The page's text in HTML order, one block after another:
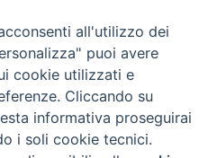
Tutti i diritti riservati - Vita
Torna
all'utilizzo dei
puoi avere
cookie utilizzati e
Cliccando su
informativa proseguirai
i soli cookie tecnici.